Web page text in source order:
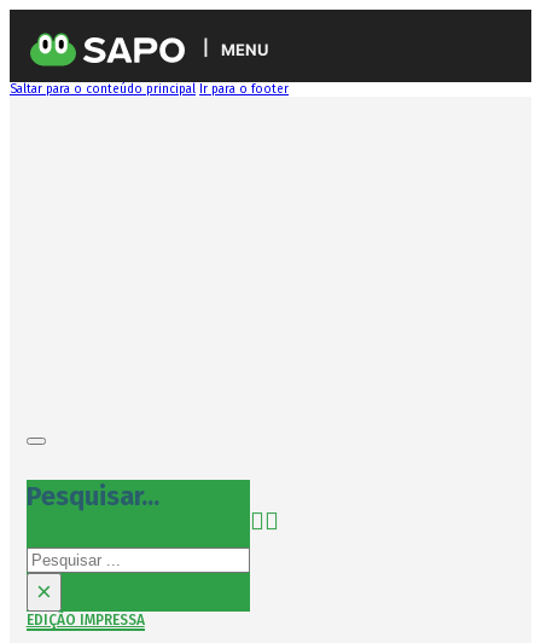
MENU
Saltar para o conteúdo principal Ir para o footer
Pesquisar...
Pesquisar
×
EDIÇÃO IMPRESSA